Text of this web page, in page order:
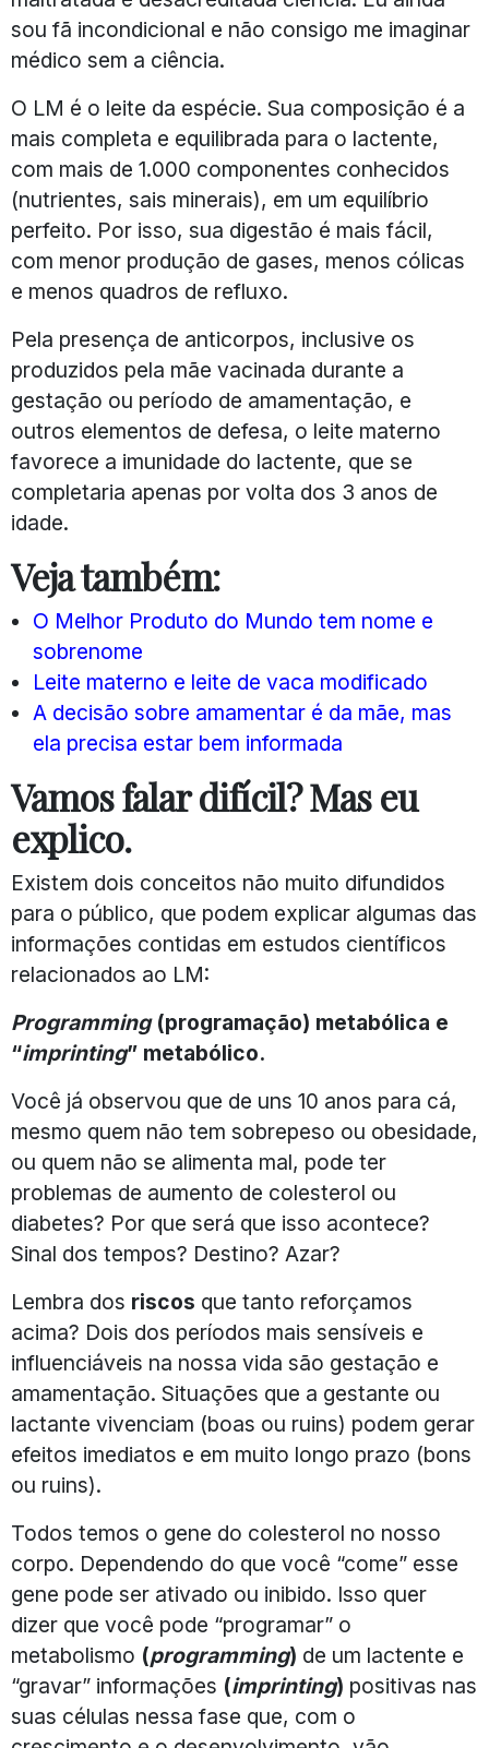
sou fã incondicional e não consigo me imaginar
médico sem a ciência.
O LM é o leite da espécie. Sua composição é a
mais completa e equilibrada para o lactente,
com mais de 1.000 componentes conhecidos
(nutrientes, sais minerais), em um equilíbrio
perfeito. Por isso, sua digestão é mais fácil,
com menor produção de gases, menos cólicas
e menos quadros de refluxo.
Pela presença de anticorpos, inclusive os
produzidos pela mãe vacinada durante a
gestação ou período de amamentação, e
outros elementos de defesa, o leite materno
favorece a imunidade do lactente, que se
completaria apenas por volta dos 3 anos de
idade.
Veja também:
O Melhor Produto do Mundo tem nome e
sobrenome
Leite materno e leite de vaca modificado
A decisão sobre amamentar é da mãe, mas
ela precisa estar bem informada
Vamos falar difícil? Mas eu
explico.
Existem dois conceitos não muito difundidos
para o público, que podem explicar algumas das
informações contidas em estudos científicos
relacionados ao LM:
Programming(programação) metabólica e
“imprinting” metabólico.
Você já observou que de uns 10 anos para cá,
mesmo quem não tem sobrepeso ou obesidade,
ou quem não se alimenta mal, pode ter
problemas de aumento de colesterol ou
diabetes? Por que será que isso acontece?
Sinal dos tempos? Destino? Azar?
Lembra dos riscos que tanto reforçamos
acima? Dois dos períodos mais sensíveis e
influenciáveis na nossa vida são gestação e
amamentação. Situações que a gestante ou
lactante vivenciam (boas ou ruins) podem gerar
efeitos imediatos e em muito longo prazo (bons
ou ruins).
Todos temos o gene do colesterol no nosso
corpo. Dependendo do que você “come” esse
gene pode ser ativado ou inibido. Isso quer
dizer que você pode “programar” o
metabolismo (programming) de um lactente e
“gravar” informações (imprinting) positivas nas
suas células nessa fase que, com o